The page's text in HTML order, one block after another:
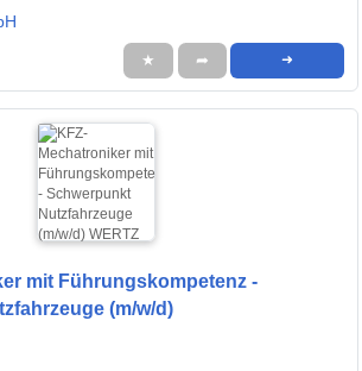
★ ➦ ➜
mit Führungskompetenz -
(m/w/d)